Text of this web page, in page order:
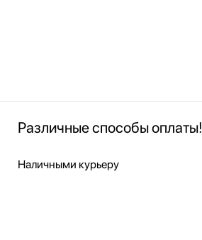
Различные способы оплаты!
Наличными курьеру